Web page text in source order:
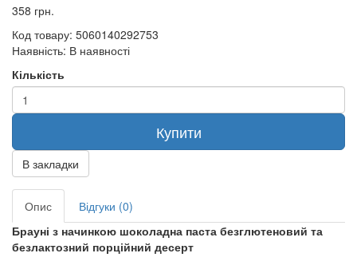
358 грн.
Код товару: 5060140292753
Наявність: В наявності
Кількість
Купити
В закладки
Опис
Відгуки (0)
Брауні з начинкою шоколадна паста безглютеновий та
безлактозний порційний десерт